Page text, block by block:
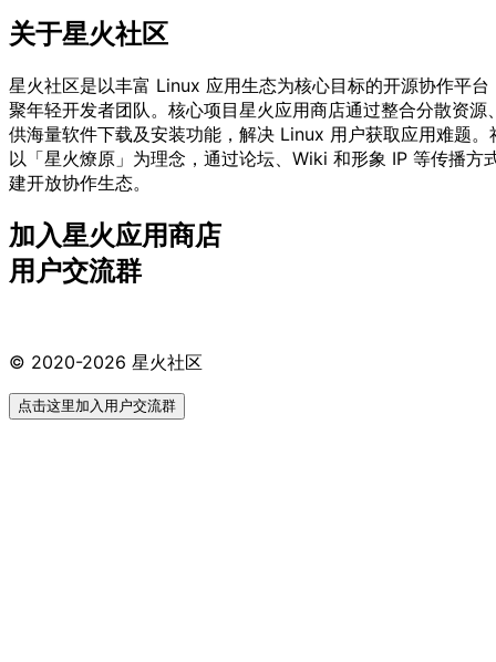
关于星火社区
星火社区是以丰富 Linux 应用生态为核心目标的开源协作平台
聚年轻开发者团队。核心项目星火应用商店通过整合分散资源
供海量软件下载及安装功能，解决 Linux 用户获取应用难题。
以「星火燎原」为理念，通过论坛、Wiki 和形象 IP 等传播方
建开放协作生态。
加入星火应用商店
用户交流群
© 2020-2026 星火社区
点击这里加入用户交流群